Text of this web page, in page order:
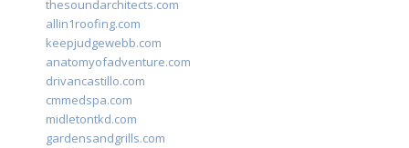
thesoundarchitects.com
allin1roofing.com
keepjudgewebb.com
anatomyofadventure.com
drivancastillo.com
cmmedspa.com
midletontkd.com
gardensandgrills.com